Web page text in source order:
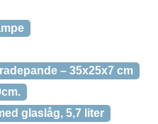
– 35x25x7 cm
glaslåg, 5,7 liter